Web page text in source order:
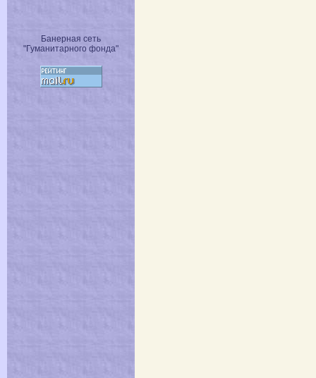
Банерная сеть
"Гуманитарного фонда"